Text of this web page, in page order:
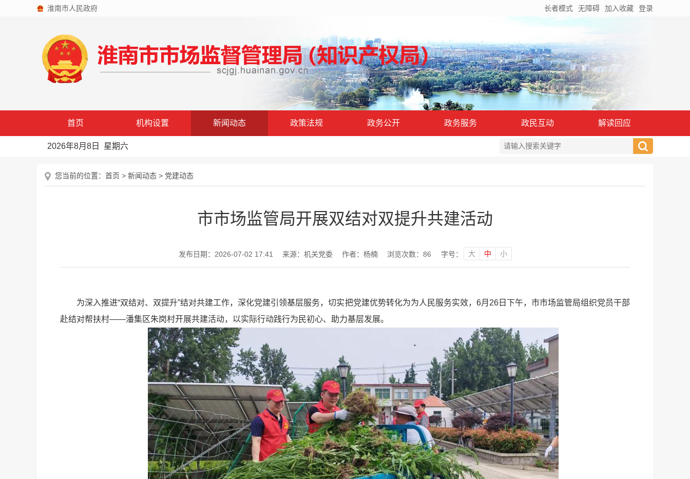
淮南市人民政府 长者模式 无障碍 加入收藏 登录
首页 机构设置 新闻动态 政策法规 政务公开 政务服务 政民互动 解读回应
2026年8月8日 星期六
您当前的位置： 首页 > 新闻动态 > 党建动态
市市场监管局开展双结对双提升共建活动
发布日期：2026-07-02 17:41 来源：机关党委 作者：杨楠 浏览次数： 86 字号： 大 中 小
为深入推进“双结对、双提升”结对共建工作，深化党建引领基层服务，切实把党建优势转化为为人民服务实效，6月26日下午，市市场监管局组织党员干部
赴结对帮扶村——潘集区朱岗村开展共建活动，以实际行动践行为民初心、助力基层发展。